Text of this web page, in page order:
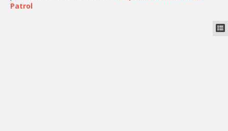
Patrol